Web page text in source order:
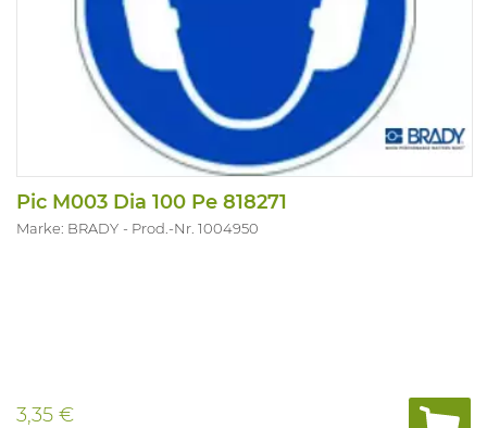
Pic M003 Dia 100 Pe 818271
Marke: BRADY Prod.-Nr. 1004950
3,35 €